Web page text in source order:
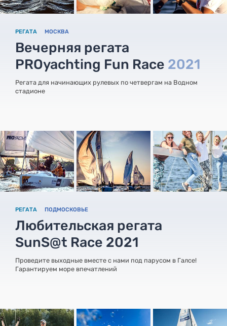
РЕГАТА МОСКВА
Вечерняя регата
PROyachting Fun Race 2021
Регата для начинающих рулевых по четвергам на Водном
стадионе
РЕГАТА ПОДМОСКОВЬЕ
Любительская регата
SunS@t Race 2021
Проведите выходные вместе с нами под парусом в Галсе!
Гарантируем море впечатлений